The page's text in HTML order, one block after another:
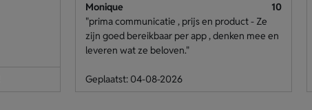
Monique
10
"prima communicatie , prijs en product - Ze
zijn goed bereikbaar per app , denken mee en
leveren wat ze beloven."
Geplaatst: 04-08-2026